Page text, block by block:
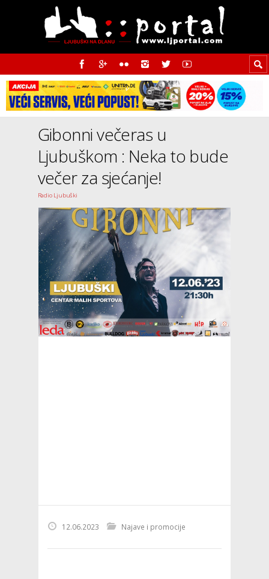
Gibonni večeras u
Ljubuškom : Neka to bude
večer za sjećanje!
Radio Ljubuški
12.06.2023 Najave i promocije